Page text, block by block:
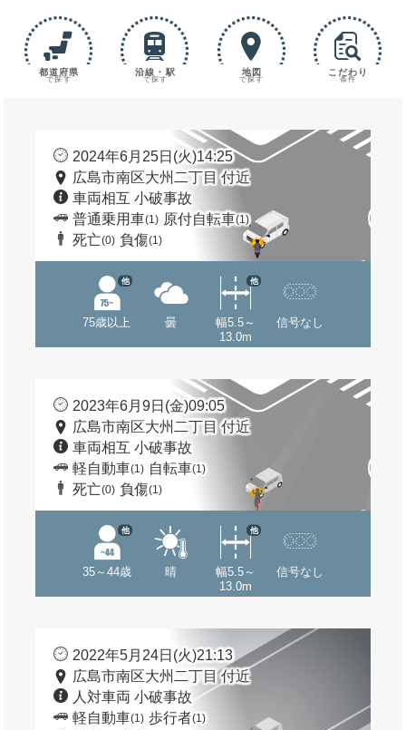
都道府県
で探す
沿線・駅
で探す
地図
で探す
こだわり
条件
2024年6月25日(火)14:25
広島市南区大州二丁目 付近
車両相互 小破事故
普通乗用車(1) 原付自転車(1)
死亡(0) 負傷(1)
75歳以上
他
曇
幅5.5～
13.0m
他
信号なし
2023年6月9日(金)09:05
広島市南区大州二丁目 付近
車両相互 小破事故
軽自動車(1) 自転車(1)
死亡(0) 負傷(1)
35～44歳
他
晴
幅5.5～
13.0m
他
信号なし
2022年5月24日(火)21:13
広島市南区大州二丁目 付近
人対車両 小破事故
軽自動車(1) 歩行者(1)